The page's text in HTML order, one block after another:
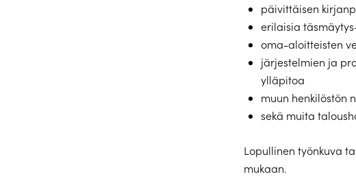
päivittäisen
erilaisia
oma-aloitteisten
järjestelmien ja
ylläpitoa
muun henkilöstön
sekä muita
Lopullinen työnkuva
mukaan.